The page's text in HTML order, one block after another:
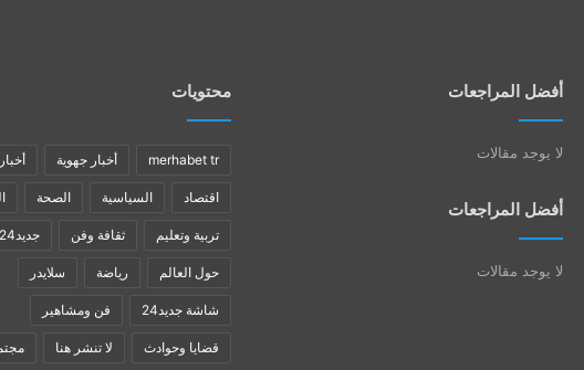
أفضل المراجعات
لا يوجد مقالات
أفضل المراجعات
لا يوجد مقالات
محتويات
merhabet tr أخبار جهوية
اقتصاد السياسية الصحة
تربية وتعليم ثقافة وفن جديد24
حول العالم رياضة سلايدر
شاشة جديد24 فن ومشاهير
قضايا وحوادث لا تنشر هنا